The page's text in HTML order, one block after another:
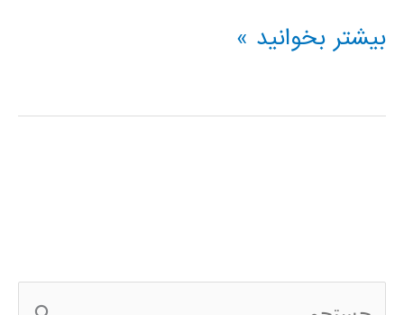
پردازش
در
بیشتر بخوانید »